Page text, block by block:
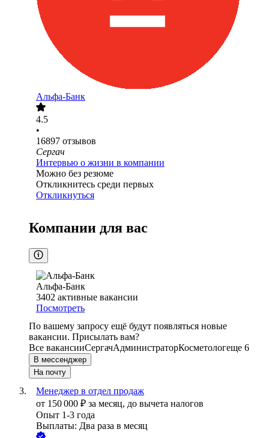
Альфа-Банк
4.5
•
16897 отзывов
Сергач
Интервью о жизни в компании
Можно без резюме
Откликнитесь среди первых
Откликнуться
Компании для вас
Альфа-Банк
3402 активные вакансии
Посмотреть
По вашему запросу ещё будут появляться новые
вакансии. Присылать вам?
Все вакансииСергачАдминистраторКосметологеще 6
В мессенджер
На почту
Менеджер в отдел продаж
от 150 000 ₽ за месяц, до вычета налогов
Опыт 1-3 года
Выплаты: Два раза в месяц